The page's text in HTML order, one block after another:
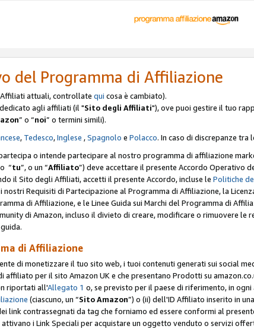
del Programma di Affiliazione
attuali, controllate qui cosa è cambiato).
agli affiliati (il "Sito degli Affiliati"), ove puoi gestire il tuo
” o “noi” o termini simili).
, Tedesco,Inglese ,Spagnolo e Polacco. In caso di discrepanze tra
o intende partecipare al nostro programma di affiliazione
“tu”, o un “Affiliato”) deve accettare il presente Accordo Operativo
il Sito degli Affiliati, accetti il presente Accordo, incluse le Politiche
Requisiti di Partecipazione al Programma di Affiliazione, la
di Affiliazione, e le Linee Guida sui Marchi del Programma di
di Amazon, incluso il divieto di creare, modificare o rimuovere le
di Affiliazione
di monetizzare il tuo sito web, i tuoi contenuti generati sui social
affiliato per il sito Amazon UK e che presentano Prodotti su
riportati all'Allegato 1 o, se previsto per il paese di riferimento, in
(ciascuno, un “Sito Amazon”) o (ii) dell'ID Affiliato inserito in
link contrassegnati da tag che forniamo ed essere conformi al
i Link Speciali per acquistare un oggetto venduto o servizi